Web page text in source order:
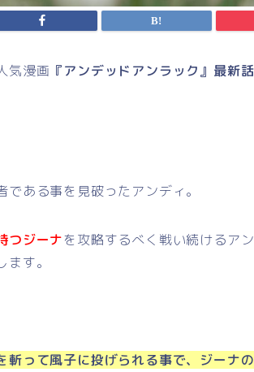
気漫画 『アンデッドアンラック』最新
である事を見破ったアンディ。
つジーナを攻略するべく戦い続けるア
す。
斬って風子に投げられる事で、ジーナ